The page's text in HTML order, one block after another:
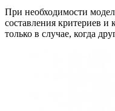
При необходимости
составления критериев
только в случае, когда